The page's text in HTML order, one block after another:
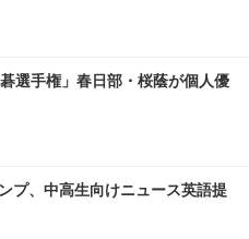
選手権」春日部・桜蔭が個人優
プ、中高生向けニュース英語提